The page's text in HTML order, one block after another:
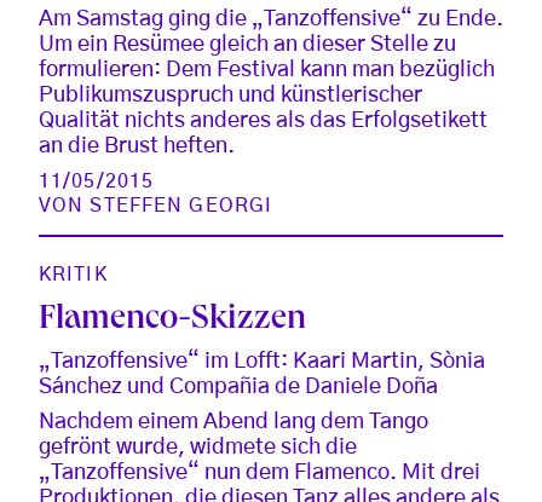
Am Samstag ging die „Tanzoffensive“ zu Ende.
Um ein Resümee gleich an dieser Stelle zu
formulieren: Dem Festival kann man bezüglich
Publikumszuspruch und künstlerischer
Qualität nichts anderes als das Erfolgsetikett
an die Brust heften.
11/05/2015
VONSTEFFEN GEORGI
KRITIK
Flamenco-Skizzen
„Tanzoffensive“ im Lofft: Kaari Martin, Sònia
Sánchez und Compañia de Daniele Doña
Nachdem einem Abend lang dem Tango
gefrönt wurde, widmete sich die
„Tanzoffensive“ nun dem Flamenco. Mit drei